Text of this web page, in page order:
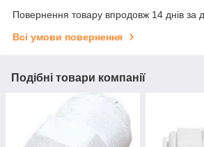
Повернення товару впродовж 14 днів за
Всі умови повернення
Подібні товари компанії